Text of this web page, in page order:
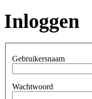
Inloggen
Gebruikersnaam
Wachtwoord